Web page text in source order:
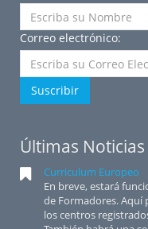
Correo electrónico:
Suscribir
Últimas Noticias
Curriculum Europeo
En breve, estará
de Formadores. Aquí
los centros